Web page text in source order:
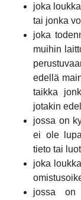
joka
tai jonka
joka
muihin
edellä
taikka
jotakin
jossa on
ei ole
tieto tai
joka
jossa on